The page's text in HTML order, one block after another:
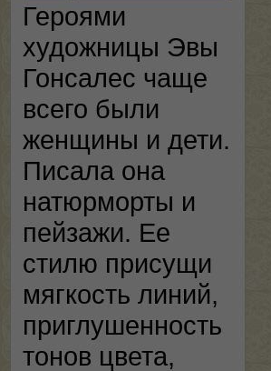
Героями
художницы Эвы
Гонсалес чаще
всего были
женщины и дети.
Писала она
натюрморты и
пейзажи. Ее
стилю присущи
мягкость линий,
приглушенность
тонов цвета,